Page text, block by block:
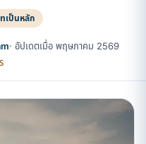
เป็นหลัก
· อัปเดตเมื่อ พฤษภาคม 2569